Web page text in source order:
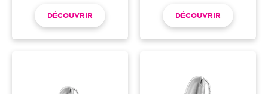
DÉCOUVRIR DÉCOUVRIR